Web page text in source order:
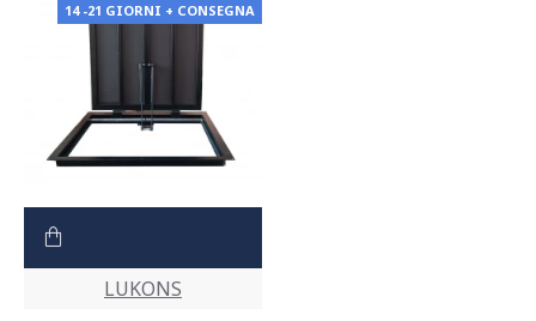
14 -21 GIORNI + CONSEGNA
LUKONS